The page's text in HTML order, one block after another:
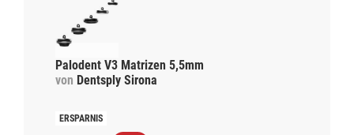
Palodent V3 Matrizen 5,5mm
von Dentsply Sirona